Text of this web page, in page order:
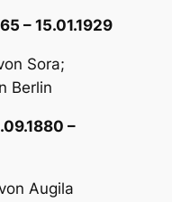
– 15.01.1929
Sora;
Berlin
–
Augila